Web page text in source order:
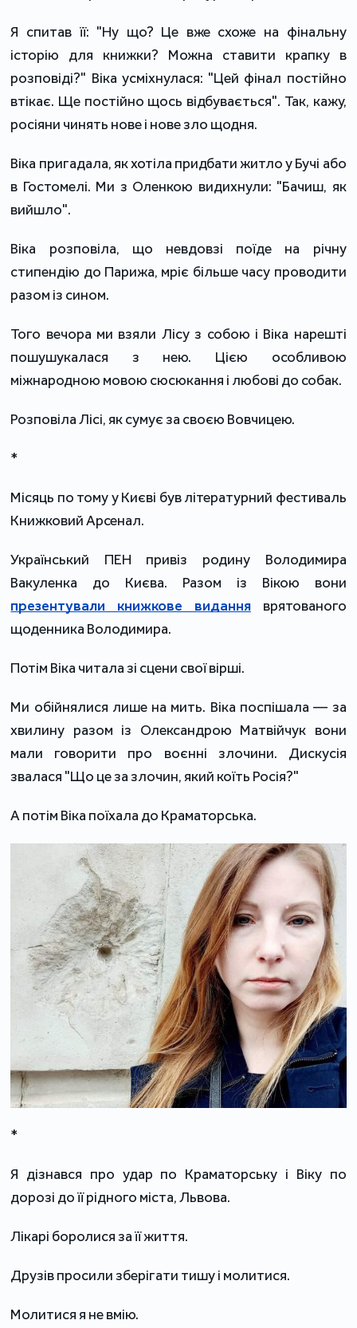
Я спитав її: "Ну що? Це вже схоже на фінальну
історію для книжки? Можна ставити крапку в
розповіді?" Віка усміхнулася: "Цей фінал постійно
втікає. Ще постійно щось відбувається". Так, кажу,
росіяни чинять нове і нове зло щодня.
Віка пригадала, як хотіла придбати житло у Бучі або
в Гостомелі. Ми з Оленкою видихнули: "Бачиш, як
вийшло".
Віка розповіла, що невдовзі поїде на річну
стипендію до Парижа, мріє більше часу проводити
разом із сином.
Того вечора ми взяли Лісу з собою і Віка нарешті
пошушукалася з нею. Цією особливою
міжнародною мовою сюсюкання і любові до собак.
Розповіла Лісі, як сумує за своєю Вовчицею.
*
Місяць по тому у Києві був літературний фестиваль
Книжковий Арсенал.
Український ПЕН привіз родину Володимира
Вакуленка до Києва. Разом із Вікою вони
презентували книжкове виданняврятованого
щоденника Володимира.
Потім Віка читала зі сцени свої вірші.
Ми обійнялися лише на мить. Віка поспішала — за
хвилину разом із Олександрою Матвійчук вони
мали говорити про воєнні злочини. Дискусія
звалася "Що це за злочин, який коїть Росія?"
А потім Віка поїхала до Краматорська.
*
Я дізнався про удар по Краматорську і Віку по
дорозі до її рідного міста, Львова.
Лікарі боролися за її життя.
Друзів просили зберігати тишу і молитися.
Молитися я не вмію.